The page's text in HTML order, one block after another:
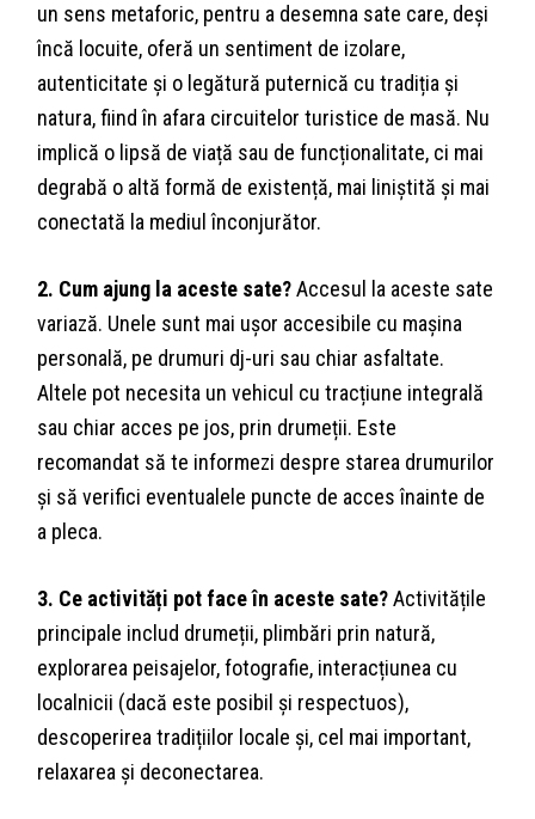
un sens metaforic, pentru a desemna sate care, deși
încă locuite, oferă un sentiment de izolare,
autenticitate și o legătură puternică cu tradiția și
natura, fiind în afara circuitelor turistice de masă. Nu
implică o lipsă de viață sau de funcționalitate, ci mai
degrabă o altă formă de existență, mai liniștită și mai
conectată la mediul înconjurător.
2. Cum ajung la aceste sate?Accesul la aceste sate
variază. Unele sunt mai ușor accesibile cu mașina
personală, pe drumuri dj-uri sau chiar asfaltate.
Altele pot necesita un vehicul cu tracțiune integrală
sau chiar acces pe jos, prin drumeții. Este
recomandat să te informezi despre starea drumurilor
și să verifici eventualele puncte de acces înainte de
a pleca.
3. Ce activități pot face în aceste sate?Activitățile
principale includ drumeții, plimbări prin natură,
explorarea peisajelor, fotografie, interacțiunea cu
localnicii (dacă este posibil și respectuos),
descoperirea tradițiilor locale și, cel mai important,
relaxarea și deconectarea.